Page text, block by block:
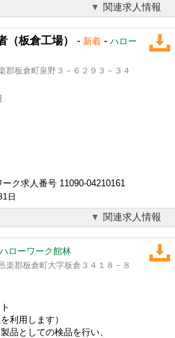
関連求人情報
（板倉工場） - 新着 - ハロー
郡板倉町泉野３－６２９３－３４
ク求人番号 11090-04210161
日
関連求人情報
ハローワーク館林
郡板倉町大字板倉３４１８－８
利用します）
品としての検品を行い、